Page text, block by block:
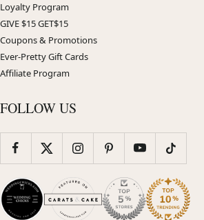
Loyalty Program
GIVE $15 GET$15
Coupons & Promotions
Ever-Pretty Gift Cards
Affiliate Program
FOLLOW US